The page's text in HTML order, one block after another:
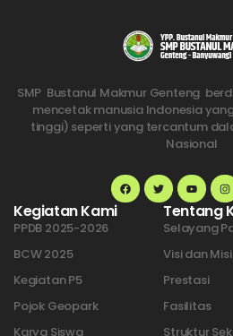
SMP Bustanul Makmur Genteng
mencetak manusia Indonesia
tinggi) seperti yang tercantum
Nasional
Kegiatan Kami
PPDB 2025-2026
BCW 2025
Kegiatan P5
Pojok Geopark
Karya Siswa
Tentang
Selayang
Visi dan Misi
Prestasi
Fasilitas
Struktur